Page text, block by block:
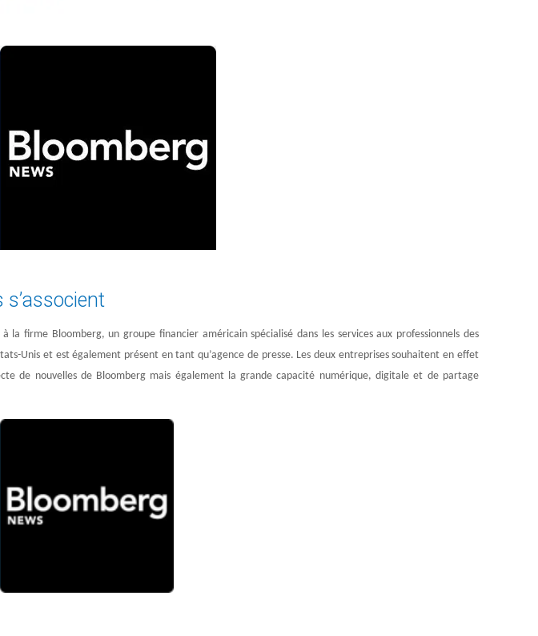
s’associent
la firme Bloomberg, un groupe financier américain spécialisé dans les services aux professionnels des
Unis et est également présent en tant qu’agence de presse. Les deux entreprises souhaitent en effet
de nouvelles de Bloomberg mais également la grande capacité numérique, digitale et de partage